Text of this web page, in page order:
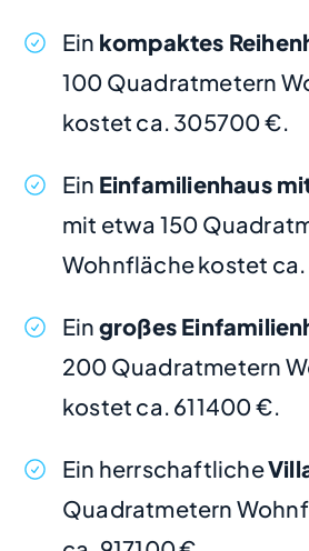
Ein kompaktes
100 Quadratmetern
kostet ca. 305700 €.
Ein Einfamilienhaus
mit etwa 150
Wohnfläche kostet
Ein großes
200 Quadratmetern
kostet ca. 611400 €.
Ein herrschaftliche
Quadratmetern